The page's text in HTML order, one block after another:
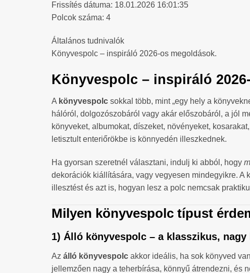
Frissítés dátuma: 18.01.2026 16:01:35
Polcok száma: 4
Általános tudnivalók
Könyvespolc – inspiráló 2026-os megoldások.
Könyvespolc – inspiráló
A könyvespolc sokkal több, mint „egy hely a
hálóról, dolgozószobáról vagy akár előszobáról, a jól
könyveket, albumokat, díszeket, növényeket,
letisztult enteriőrökbe is könnyedén illeszkednek.
Ha gyorsan szeretnél választani, indulj ki abból, hogy
dekorációk kiállítására, vagy vegyesen mindegyikre.
illesztést és azt is, hogyan lesz a polc nemcsak
Milyen könyvespolc típust
1) Álló könyvespolc – a klasszikus,
Az álló könyvespolc akkor ideális, ha sok könyved
jellemzően nagy a teherbírása, könnyű átrendezni, és